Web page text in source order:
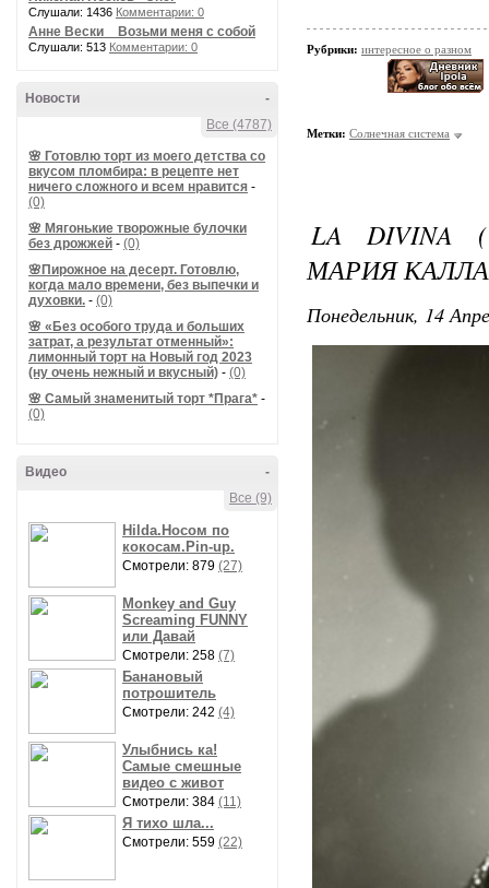
Слушали: 1436 Комментарии: 0
Анне Вески _ Возьми меня с собой
Слушали: 513 Комментарии: 0
-
Новости
Все (4787)
🌸 Готовлю торт из моего детства со
вкусом пломбира: в рецепте нет
ничего сложного и всем нравится -
(0)
🌸 Мягонькие творожные булочки
без дрожжей - (0)
🌸Пирожное на десерт. Готовлю,
когда мало времени, без выпечки и
духовки. - (0)
🌸 «Без особого труда и больших
затрат, а результат отменный»:
лимонный торт на Новый год 2023
(ну очень нежный и вкусный) - (0)
🌸 Самый знаменитый торт *Прага* -
(0)
-
Видео
Все (9)
Hilda.Носом по
кокосам.Pin-up.
Смотрели: 879 (27)
Monkey and Guy
Screaming FUNNY
или Давай
Смотрели: 258 (7)
Банановый
потрошитель
Смотрели: 242 (4)
Улыбнись ка!
Самые смешные
видео с живот
Смотрели: 384 (11)
Я тихо шла...
Смотрели: 559 (22)
Рубрики: интересное о разном
Метки: Солнечная система
LA DIVINA
МАРИЯ
Понедельник, 14